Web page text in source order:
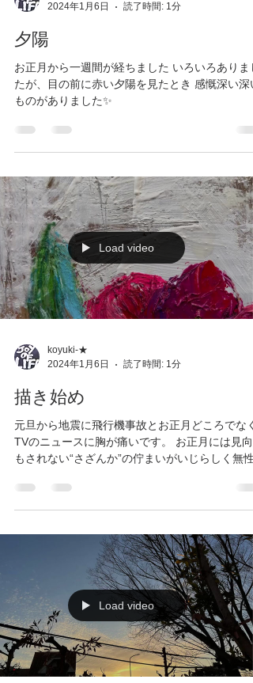
2024年1月6日
読了時間: 1分
夕陽
お正月から一週間が経ちました いろいろありま
たが、目の前に赤い夕陽を見たとき 感慨深い深
ものがありました✨
Load video
koyuki-★
2024年1月6日
読了時間: 1分
描き始め
元旦から地震に飛行機事故とお正月どころでなく
TVのニュースに胸が痛いです。 お正月には見向
もされない“さざんか”の佇まいがいじらしく無性
Load video